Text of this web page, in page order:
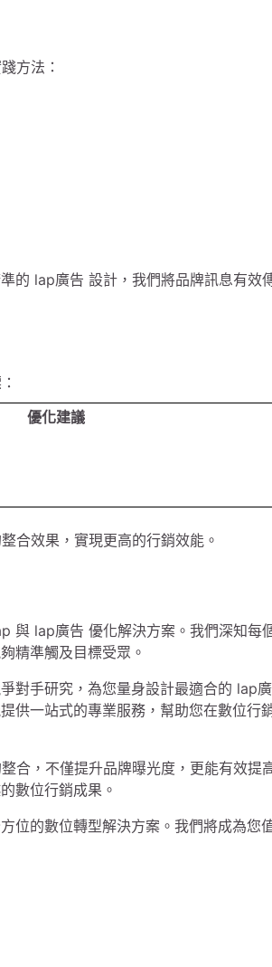
方法：
的 lap廣告 設計，我們將品牌訊息有效
優化建議
合效果，實現更高的行銷效能。
與 lap廣告 優化解決方案。我們深知每
精準觸及目標受眾。
對手研究，為您量身設計最適合的 lap
供一站式的專業服務，幫助您在數位行
合，不僅提升品牌曝光度，更能有效提
數位行銷成果。
位的數位轉型解決方案。我們將成為您